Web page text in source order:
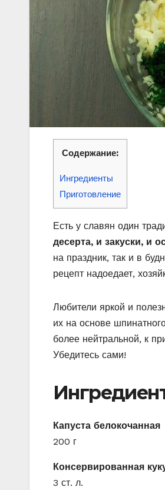
Содержание:
Ингредиенты
Приготовление
Есть у славян один
десерта, и закуски, и
на праздник, так и в
рецепт надоедает,
Любители яркой и
их на основе
более нейтральной, к
Убедитесь сами!
Капуста белокочанная
200 г
Консервированная
3 ст. л.